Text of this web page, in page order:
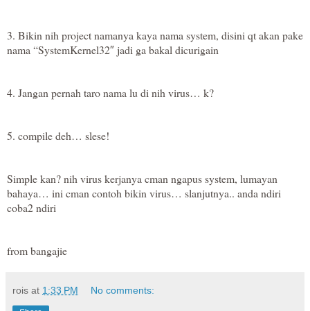
3. Bikin nih project namanya kaya nama system, disini qt akan pake
nama “SystemKernel32″ jadi ga bakal dicurigain
4. Jangan pernah taro nama lu di nih virus… k?
5. compile deh… slese!
Simple kan? nih virus kerjanya cman ngapus system, lumayan
bahaya… ini cman contoh bikin virus… slanjutnya.. anda ndiri
coba2 ndiri
from bangajie
rois at 1:33 PM No comments: